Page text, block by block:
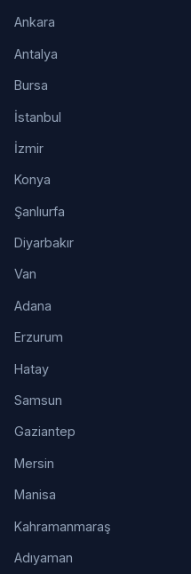
Ankara
Antalya
Bursa
İstanbul
İzmir
Konya
Şanlıurfa
Diyarbakır
Van
Adana
Erzurum
Hatay
Samsun
Gaziantep
Mersin
Manisa
Kahramanmaraş
Adıyaman